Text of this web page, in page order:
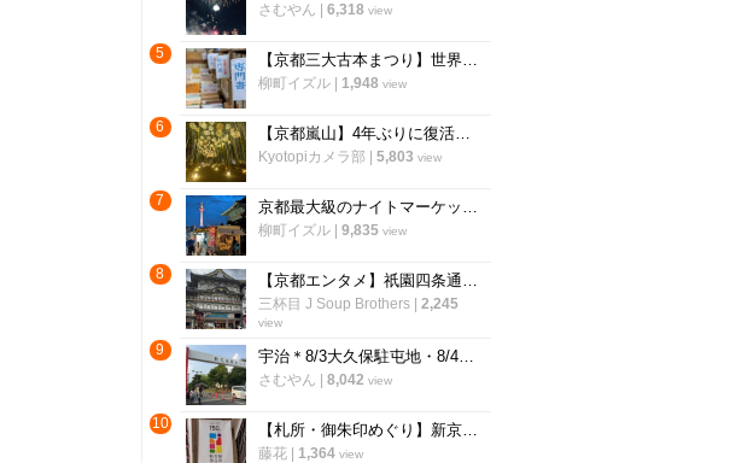
さむやん 6,318 view
5 【京都三大古本まつり】世界遺産・下鴨神社の糺の森で毎年恒例「下鴨納涼古本まつり」が開催
柳町イズル| 1,948 view
6 【京都嵐山】4年ぶりに復活！幻想的な竹林ライトアップ「嵐山月灯路」
Kyotopiカメラ部 5,803 view
7 京都最大級のナイトマーケット「京都夜市」が東本願寺前で開催
柳町イズル| 9,835 view
8 【京都エンタメ】祇園四条通り歌舞伎発祥地『京都南座』の夏以降が熱い！注目作品続々☆
三杯目 J Soup Brothers| 2,245
view
9 宇治＊8/3大久保駐屯地・8/4宇治駐屯地夏まつり開催！大久保では打ち上げ花火も【イベント】
さむやん 8,042 view
10 【札所・御朱印めぐり】新京極八社寺ならとっても気軽に回れます！
藤花| 1,364 view